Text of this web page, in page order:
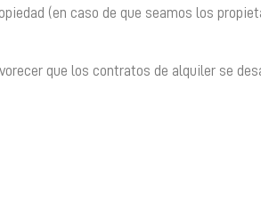
(en caso de que seamos los
que los contratos de alquiler se